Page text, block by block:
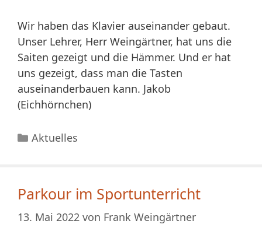
Wir haben das Klavier auseinander gebaut.
Unser Lehrer, Herr Weingärtner, hat uns die
Saiten gezeigt und die Hämmer. Und er hat
uns gezeigt, dass man die Tasten
auseinanderbauen kann. Jakob
(Eichhörnchen)
Kategorien
Aktuelles
Parkour im Sportunterricht
13. Mai 2022 von Frank Weingärtner